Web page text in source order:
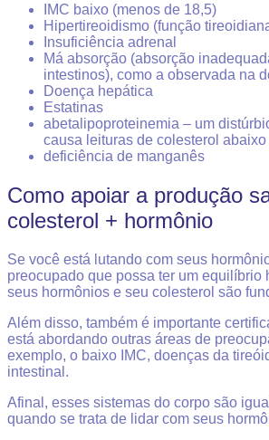
IMC baixo (menos de 18,5)
Hipertireoidismo (função
Insuficiência adrenal
Má absorção (absorção
intestinos), como a observada na
Doença hepática
Estatinas
abetalipoproteinemia – um
causa leituras de colesterol abaixo
deficiência de manganês
Como apoiar a produção
colesterol + hormônio
Se você está lutando com seus
preocupado que possa ter um equilíbrio
seus hormônios e seu colesterol são
Além disso, também é importante
está abordando outras áreas de
exemplo, o baixo IMC, doenças da
intestinal.
Afinal, esses sistemas do corpo são
quando se trata de lidar com seus